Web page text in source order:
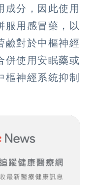
成分，因此使用
服用感冒藥，以
鹼對於中樞神經
併使用安眠藥或
樞神經系統抑制